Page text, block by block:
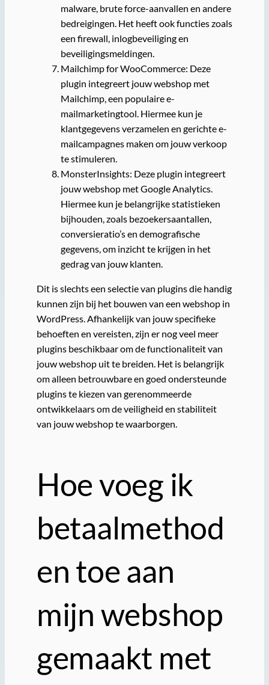
malware, brute force-aanvallen en andere
bedreigingen. Het heeft ook functies zoals
een firewall, inlogbeveiliging en
beveiligingsmeldingen.
Mailchimp for WooCommerce: Deze
plugin integreert jouw webshop met
Mailchimp, een populaire e-
mailmarketingtool. Hiermee kun je
klantgegevens verzamelen en gerichte e-
mailcampagnes maken om jouw verkoop
te stimuleren.
MonsterInsights: Deze plugin integreert
jouw webshop met Google Analytics.
Hiermee kun je belangrijke statistieken
bijhouden, zoals bezoekersaantallen,
conversieratio’s en demografische
gegevens, om inzicht te krijgen in het
gedrag van jouw klanten.
Dit is slechts een selectie van plugins die handig
kunnen zijn bij het bouwen van een webshop in
WordPress. Afhankelijk van jouw specifieke
behoeften en vereisten, zijn er nog veel meer
plugins beschikbaar om de functionaliteit van
jouw webshop uit te breiden. Het is belangrijk
om alleen betrouwbare en goed ondersteunde
plugins te kiezen van gerenommeerde
ontwikkelaars om de veiligheid en stabiliteit
van jouw webshop te waarborgen.
Hoe voeg ik
betaalmethod
en toe aan
mijn webshop
gemaakt met